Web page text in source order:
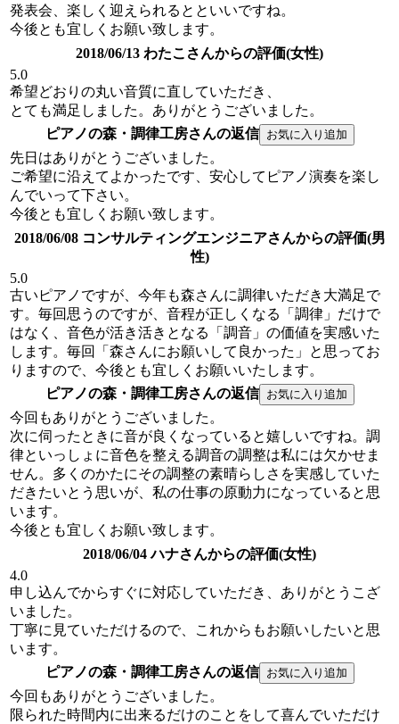
発表会、楽しく迎えられるとといいですね。
今後とも宜しくお願い致します。
2018/06/13 わたこさんからの評価(女性)
5.0
希望どおりの丸い音質に直していただき、
とても満足しました。ありがとうございました。
ピアノの森・調律工房さんの返信
先日はありがとうございました。
ご希望に沿えてよかったです、安心してピアノ演奏を楽し
んでいって下さい。
今後とも宜しくお願い致します。
2018/06/08 コンサルティングエンジニアさんからの評価(男
性)
5.0
古いピアノですが、今年も森さんに調律いただき大満足で
す。毎回思うのですが、音程が正しくなる「調律」だけで
はなく、音色が活き活きとなる「調音」の価値を実感いた
します。毎回「森さんにお願いして良かった」と思ってお
りますので、今後とも宜しくお願いいたします。
ピアノの森・調律工房さんの返信
今回もありがとうございました。
次に伺ったときに音が良くなっていると嬉しいですね。調
律といっしょに音色を整える調音の調整は私には欠かせま
せん。多くのかたにその調整の素晴らしさを実感していた
だきたいとう思いが、私の仕事の原動力になっていると思
います。
今後とも宜しくお願い致します。
2018/06/04 ハナさんからの評価(女性)
4.0
申し込んでからすぐに対応していただき、ありがとうこざ
いました。
丁寧に見ていただけるので、これからもお願いしたいと思
います。
ピアノの森・調律工房さんの返信
今回もありがとうございました。
限られた時間内に出来るだけのことをして喜んでいただけ